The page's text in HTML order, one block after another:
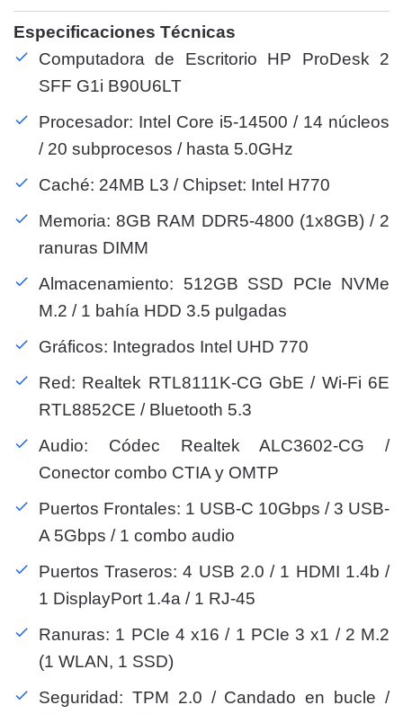
Especificaciones Técnicas
Computadora de Escritorio HP ProDesk 2
SFF G1i B90U6LT
Procesador: Intel Core i5-14500 / 14 núcleos
/ 20 subprocesos / hasta 5.0GHz
Caché: 24MB L3 / Chipset: Intel H770
Memoria: 8GB RAM DDR5-4800 (1x8GB) / 2
ranuras DIMM
Almacenamiento: 512GB SSD PCIe NVMe
M.2 / 1 bahía HDD 3.5 pulgadas
Gráficos: Integrados Intel UHD 770
Red: Realtek RTL8111K-CG GbE / Wi-Fi 6E
RTL8852CE / Bluetooth 5.3
Audio: Códec Realtek ALC3602-CG /
Conector combo CTIA y OMTP
Puertos Frontales: 1 USB-C 10Gbps / 3 USB-
A 5Gbps / 1 combo audio
Puertos Traseros: 4 USB 2.0 / 1 HDMI 1.4b /
1 DisplayPort 1.4a / 1 RJ-45
Ranuras: 1 PCIe 4 x16 / 1 PCIe 3 x1 / 2 M.2
(1 WLAN, 1 SSD)
Seguridad: TPM 2.0 / Candado en bucle /